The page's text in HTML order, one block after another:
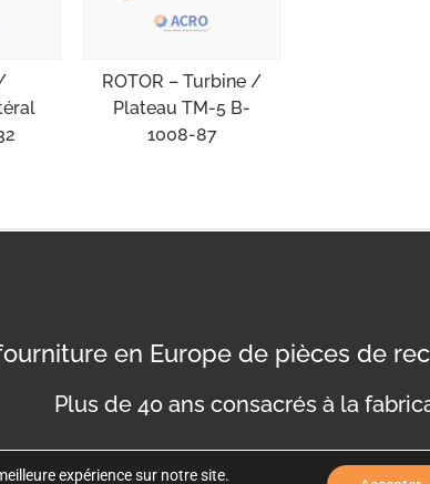
ROTOR – Turbine /
Plateau TM-5 B-
1008-87
en Europe de pièces de
Plus de 40 ans consacrés à la
expérience sur notre site.